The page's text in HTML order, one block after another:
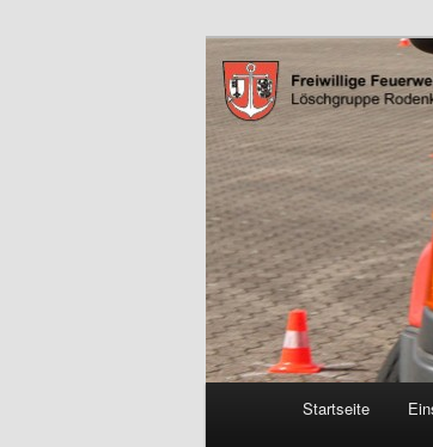
FF
Freiwillige
Startseite